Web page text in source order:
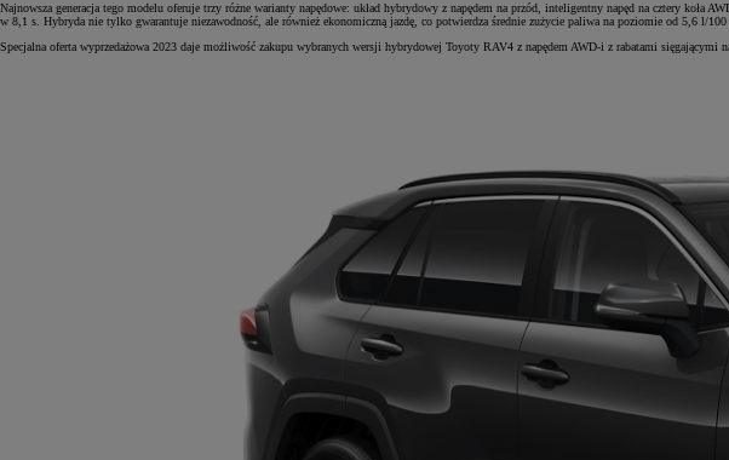
Yaris Cross
HYBRID
Najnowsza generacja tego modelu oferuje trzy różne warianty napędowe: układ hybrydowy z napędem na przód, inteligentny napęd na cztery
w 8,1 s. Hybryda nie tylko gwarantuje niezawodność, ale również ekonomiczną jazdę, co potwierdza średnie zużycie paliwa na poziomie od 5,6 l/
Specjalna oferta wyprzedażowa 2023 daje możliwość zakupu wybranych wersji hybrydowej Toyoty RAV4 z napędem AWD-i z rabatami sięgającymi